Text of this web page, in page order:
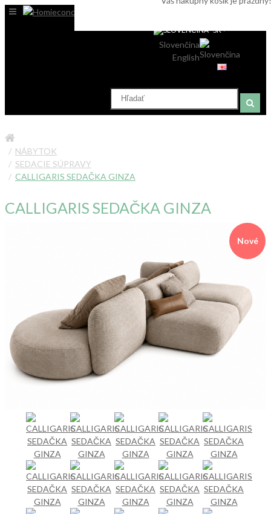
SK
Slovenčina
English
NÁBYTOK
SEDACIE SÚPRAVY
CALLIGARIS SEDAČKA GINZA
CALLIGARIS SEDAČKA GINZA
Nové